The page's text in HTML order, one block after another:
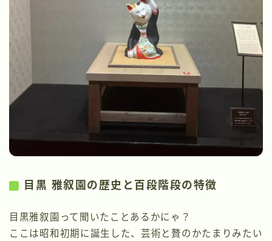
目黒 雅叙園の歴史と百段階段の特徴
目黒雅叙園って聞いたことあるかにゃ？
ここは昭和初期に誕生した、芸術と贅のかたまりみたい